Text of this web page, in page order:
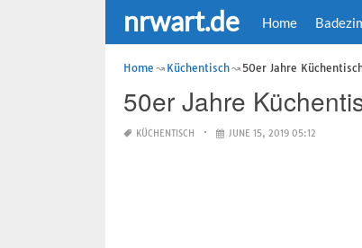
nrwart.de Home
Home Küchentisch 50er Jahre
50er Jahre
KÜCHENTISCH JUNE 15, 2019 05:12